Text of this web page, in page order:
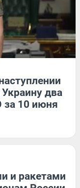
два
за 10 июня
и ракетами